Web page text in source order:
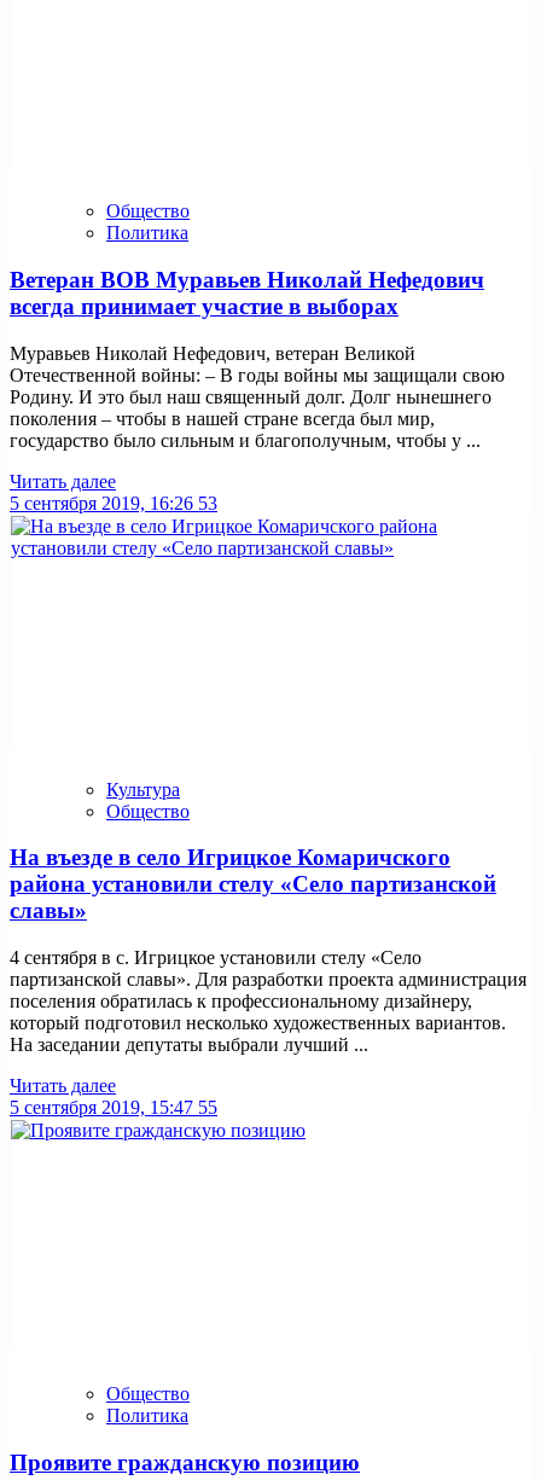
Общество
Политика
Ветеран ВОВ Муравьев Николай Нефедович
всегда принимает участие в выборах
Муравьев Николай Нефедович, ветеран Великой
Отечественной войны: – В годы войны мы защищали свою
Родину. И это был наш священный долг. Долг нынешнего
поколения – чтобы в нашей стране всегда был мир,
государство было сильным и благополучным, чтобы у ...
Читать далее
5 сентября 2019, 16:26 53
Культура
Общество
На въезде в село Игрицкое Комаричского
района установили стелу «Село партизанской
славы»
4 сентября в с. Игрицкое установили стелу «Село
партизанской славы». Для разработки проекта администрация
поселения обратилась к профессиональному дизайнеру,
который подготовил несколько художественных вариантов.
На заседании депутаты выбрали лучший ...
Читать далее
5 сентября 2019, 15:47 55
Общество
Политика
Проявите гражданскую позицию